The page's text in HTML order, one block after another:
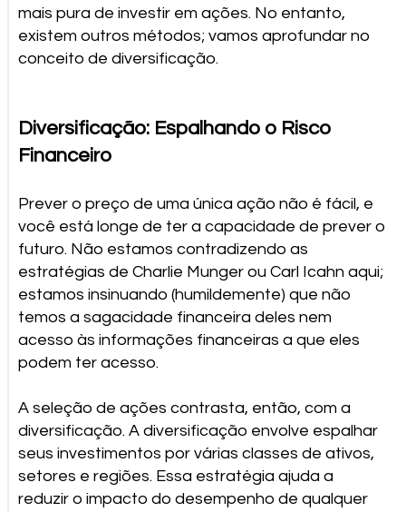
mais pura de investir em ações. No entanto,
existem outros métodos; vamos aprofundar no
conceito de diversificação.
Diversificação: Espalhando o Risco
Financeiro
Prever o preço de uma única ação não é fácil, e
você está longe de ter a capacidade de prever o
futuro. Não estamos contradizendo as
estratégias de Charlie Munger ou Carl Icahn aqui;
estamos insinuando (humildemente) que não
temos a sagacidade financeira deles nem
acesso às informações financeiras a que eles
podem ter acesso.
A seleção de ações contrasta, então, com a
diversificação. A diversificação envolve espalhar
seus investimentos por várias classes de ativos,
setores e regiões. Essa estratégia ajuda a
reduzir o impacto do desempenho de qualquer